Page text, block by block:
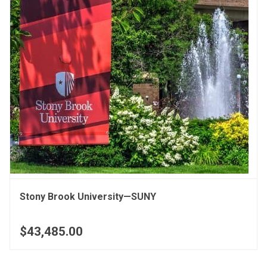
Stony Brook University—SUNY
$43,485.00